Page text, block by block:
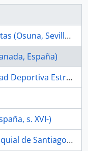
Antiguo convento de los Jesuitas (Osuna, Sevilla, España, s. XVII-)
España)
Campo de fútbol de la Sociedad Deportiva Estrella Bachillera (La Bachillera, Sevilla, España, ca.1968-1989)
s. XVI-)
Casa parroquial (Iglesia Parroquial de Santiago el Mayor, Los Corrales, Sevilla, España)